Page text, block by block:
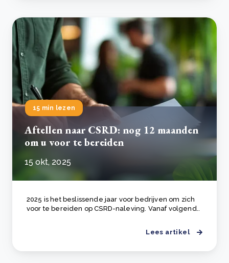
15 min lezen
Aftellen naar CSRD: nog 12 maanden
om u voor te bereiden
15 okt, 2025
2025 is het beslissende jaar voor bedrijven om zich
voor te bereiden op CSRD-naleving. Vanaf volgend..
Lees artikel